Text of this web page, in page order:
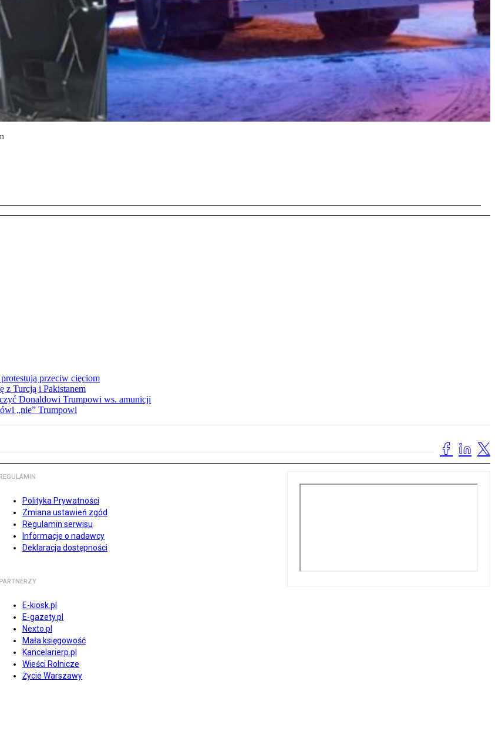
przeciw cięciom
z Turcją i Pakistanem
Donaldowi Trumpowi ws. amunicji
„nie” Trumpowi
REGULAMIN
Polityka Prywatności
Zmiana ustawień zgód
Regulamin serwisu
Informacje o nadawcy
Deklaracja dostępności
PARTNERZY
E-kiosk.pl
E-gazety.pl
Nexto.pl
Mała księgowość
Kancelarierp.pl
Wieści Rolnicze
Życie Warszawy